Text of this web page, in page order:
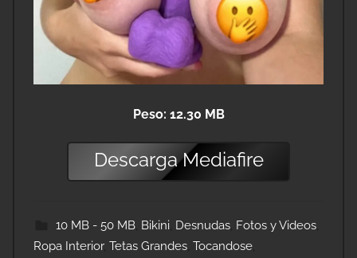
Peso: 12.30 MB
DescargaMediafire
10 MB - 50 MB, Bikini, Desnudas, Fotos y Videos,
Ropa Interior, Tetas Grandes Tocandose